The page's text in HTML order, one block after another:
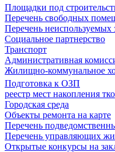
Площадки под
Перечень свободных
Перечень неиспользуемых
Социальное партнерство
Транспорт
Административная
Жилищно-коммунальное
Подготовка к ОЗП
реестр мест накопления тко
Городская среда
Объекты ремонта на карте
Перечень
Перечень управляющих
Открытые конкурсы на